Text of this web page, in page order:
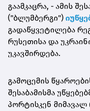
გაამკაცრა, - ამის
("ბლუმბერგი")
გადაწყვეტილება
რუსეთისა და
უკავშირდება.
გამოცემის
შესაბამისმა
პორტისკენ მიმავალ